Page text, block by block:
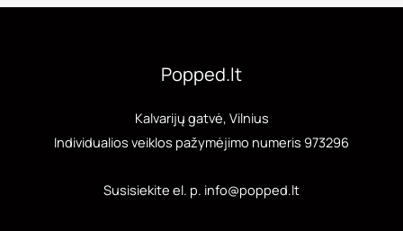
Popped.lt
Kalvarijų gatvė, Vilnius
Individualios veiklos pažymėjimo numeris 973296
Susisiekite el. p. info@popped.lt